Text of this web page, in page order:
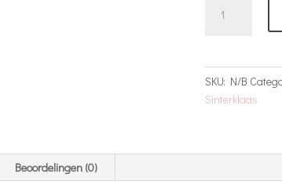
Pakje
SKU: N/B
Sinterklaas
Beoordelingen (0)